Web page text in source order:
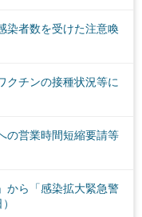
染者数を受けた注意喚
クチンの接種状況等に
の営業時間短縮要請等
から「感染拡大緊急警